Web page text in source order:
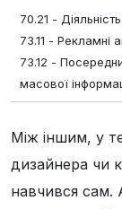
70.21 -
73.11 - Рекламні
73.12 -
масової
Між іншим, у
дизайнера чи
навчився сам.